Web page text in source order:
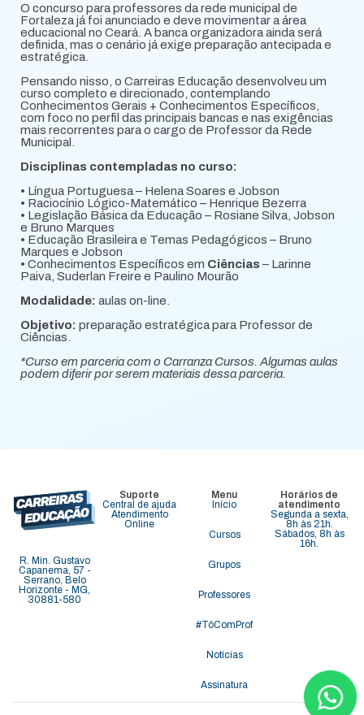
O concurso para professores da rede municipal de
Fortaleza já foi anunciado e deve movimentar a área
educacional no Ceará. A banca organizadora ainda será
definida, mas o cenário já exige preparação antecipada e
estratégica.
Pensando nisso, o Carreiras Educação desenvolveu um
curso completo e direcionado, contemplando
Conhecimentos Gerais + Conhecimentos Específicos,
com foco no perfil das principais bancas e nas exigências
mais recorrentes para o cargo de Professor da Rede
Municipal.
Disciplinas contempladas no curso:
• Língua Portuguesa – Helena Soares e Jobson
• Raciocínio Lógico-Matemático – Henrique Bezerra
• Legislação Básica da Educação – Rosiane Silva, Jobson
e Bruno Marques
• Educação Brasileira e Temas Pedagógicos – Bruno
Marques e Jobson
• Conhecimentos Específicos em Ciências – Larinne
Paiva, Suderlan Freire e Paulino Mourão
Modalidade: aulas on-line.
Objetivo: preparação estratégica para Professor de
Ciências.
*Curso em parceria com o Carranza Cursos. Algumas aulas
podem diferir por serem materiais dessa parceria.
R. Min. Gustavo
Capanema, 57 -
Serrano, Belo
Horizonte - MG,
30881-580
Suporte
Central de ajuda
Atendimento
Online
Menu
Início
Cursos
Grupos
Professores
#TôComProf
Notícias
Assinatura
Horários de
atendimento
Segunda a sexta,
8h às 21h.
Sábados, 8h às
16h.